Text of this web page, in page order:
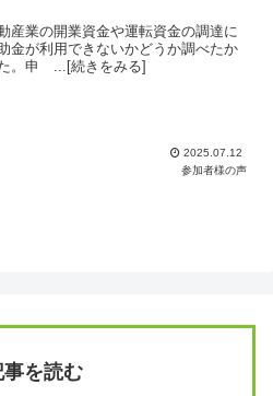
産業の開業資金や運転資金の調達に
金が利用できないかどうか調べたか
。申 ...[続きをみる]
2025.07.12
参加者様の声
を読む